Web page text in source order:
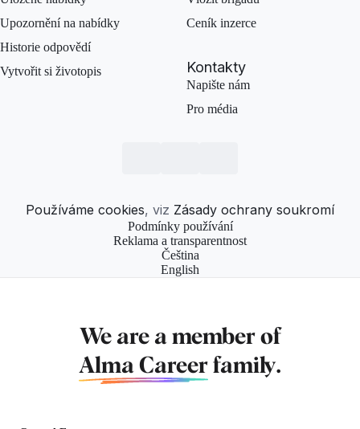
Upozornění na nabídky
Historie odpovědí
Vytvořit si životopis
Ceník inzerce
Kontakty
Napište nám
Pro média
Používáme cookies, viz Zásady ochrany soukromí
Podmínky používání
Reklama a transparentnost
Čeština
English
We are a member of
Alma Career family.